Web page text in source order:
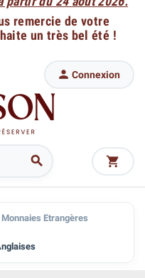
remercie de votre
un très bel été !

 Connexion

Monnaies Etrangères